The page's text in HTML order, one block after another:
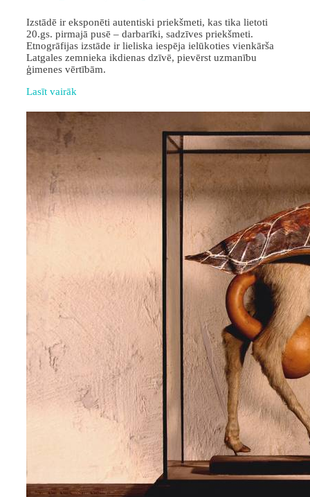
Izstādē ir eksponēti autentiski priekšmeti, kas tika lietoti
20.gs. pirmajā pusē – darbarīki, sadzīves priekšmeti.
Etnogrāfijas izstāde ir lieliska iespēja ielūkoties vienkārša
Latgales zemnieka ikdienas dzīvē, pievērst uzmanību
ģimenes vērtībām.
Lasīt vairāk